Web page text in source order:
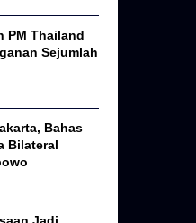
PM Thailand
Sejumlah
Bahas
Bilateral